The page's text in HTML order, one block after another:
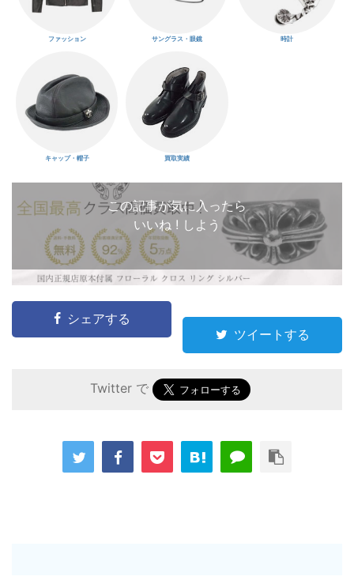
ファッション サングラス・眼鏡 時計
キャップ・帽子 買取実績
この記事が気に入ったら
いいね ! しよう
シェアする
ツイートする
Twitter で